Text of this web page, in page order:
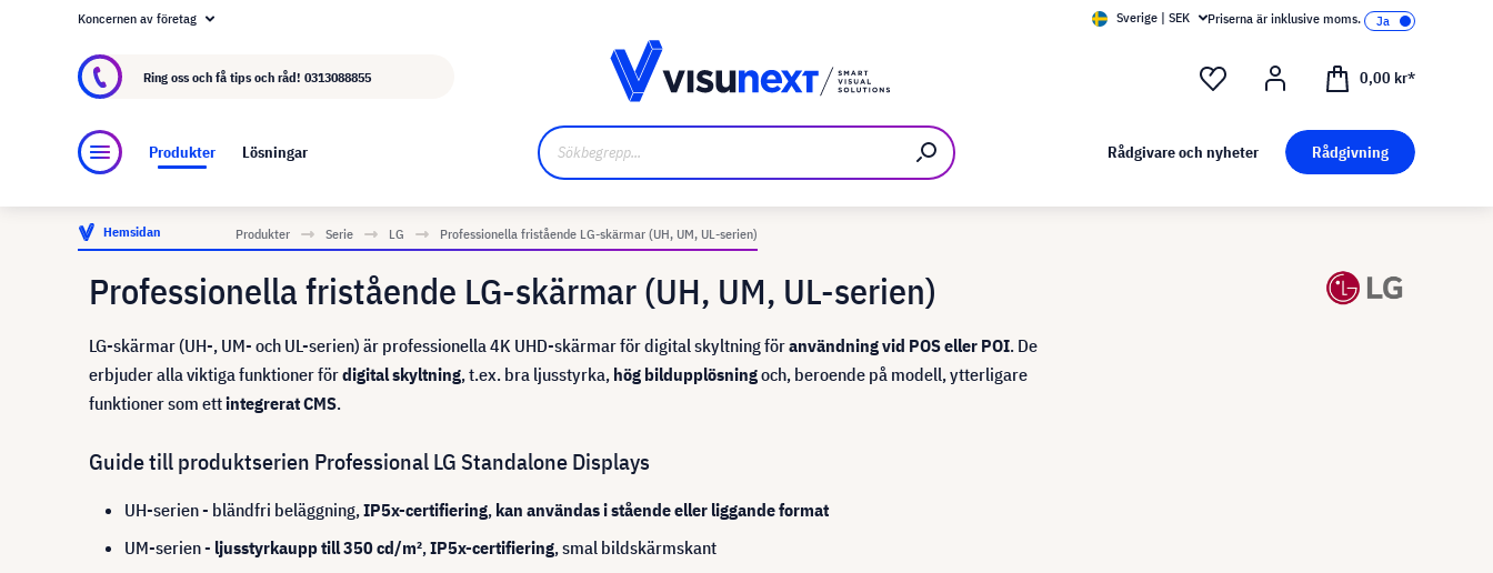
Om visunext.se
Koncernen av företag Sverige | SEK Priserna är inklusive moms.
Ring oss och få tips och råd! 0313088855 0,00 kr*
Produkter Lösningar Rådgivare och nyheter Rådgivning
Hemsidan Produkter Serie LG Professionella fristående LG-skärmar (UH, UM, UL-serien)
Professionella fristående LG-skärmar (UH, UM, UL-serien)
LG-skärmar (UH-, UM- och UL-serien) är professionella 4K UHD-skärmar för digital skyltning föranvändning vid POS eller POI. De
erbjuder alla viktiga funktioner fördigital skyltning, t.ex. bra ljusstyrka, hög bildupplösningoch, beroende på modell, ytterligare
funktioner som ettintegrerat CMS.
Guide till produktserien Professional LG Standalone Displays
UH-serien - bländfri beläggning,IP5x-certifiering, kan användas i stående eller liggande format
UM-serien - ljusstyrkaupp till 350 cd/m²,IP5x-certifiering, smal bildskärmskant